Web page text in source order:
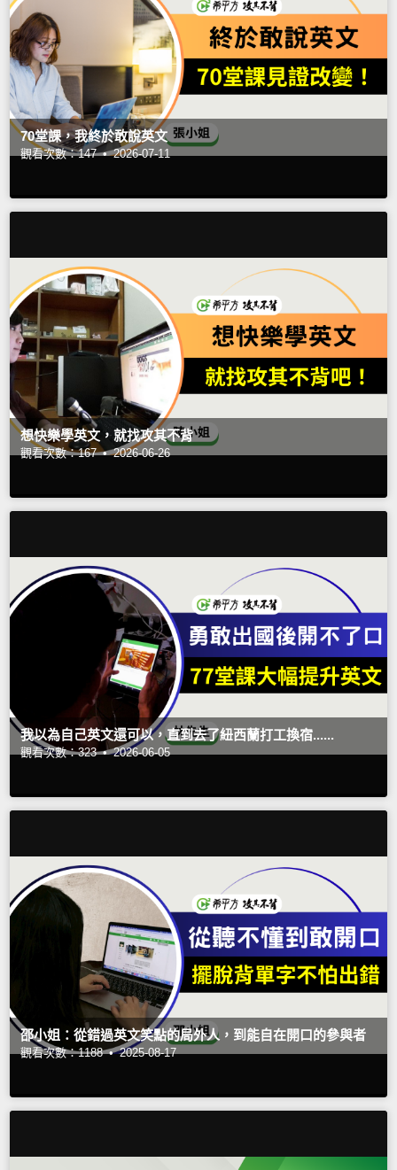
70堂課，我終於敢說英文
觀看次數：147 • 2026-07-11
想快樂學英文，就找攻其不背
觀看次數：167 • 2026-06-26
我以為自己英文還可以，直到去了紐西蘭打工換宿......
觀看次數：323 • 2026-06-05
邵小姐：從錯過英文笑點的局外人，到能自在開口的參與者
觀看次數：1188 • 2025-08-17